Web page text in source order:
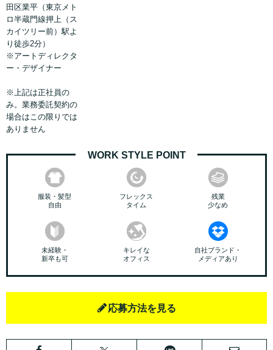
田区業平（東京メト
ロ半蔵門線押上（ス
カイツリー前）駅よ
り徒歩2分）
※アートディレクタ
ー・デザイナー
※上記は正社員の
み。業務委託契約の
場合はこの限りでは
ありません
WORK STYLE POINT
服装・髪型
自由
フレックス
タイム
残業
少なめ
未経験・
新卒も可
キレイな
オフィス
自社ブランド・
メディアあり
応募方法を見る